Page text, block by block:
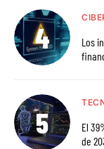
Los
El
de